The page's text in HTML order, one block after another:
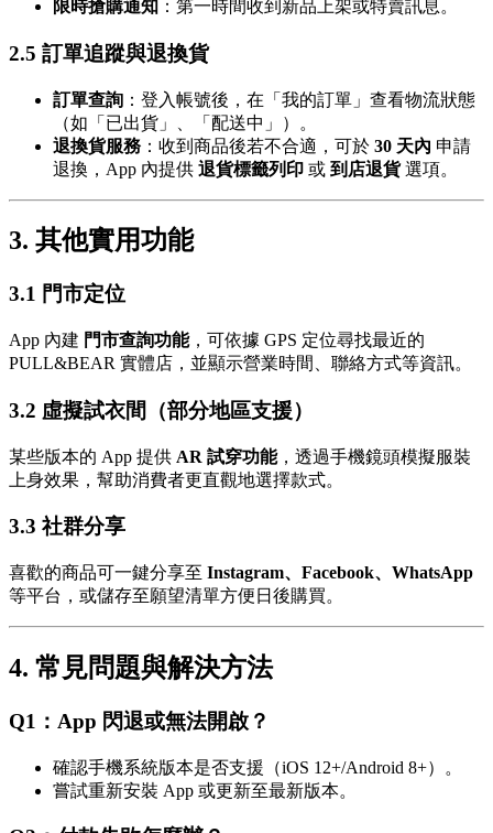
限時搶購通知 ：第一時間收到新品上架或特賣訊息。
2.5 訂單追蹤與退換貨
訂單查詢 ：登入帳號後，在「我的訂單」查看物流狀態
（如「已出貨」、「配送中」）。
退換貨服務 ：收到商品後若不合適，可於 30 天內 申請
退換，App 內提供 退貨標籤列印 或 到店退貨選項。
3. 其他實用功能
3.1 門市定位
App 內建 門市查詢功能，可依據 GPS 定位尋找最近的
PULL&BEAR 實體店，並顯示營業時間、聯絡方式等資訊。
3.2 虛擬試衣間（部分地區支援）
某些版本的 App 提供 AR 試穿功能，透過手機鏡頭模擬服裝
上身效果，幫助消費者更直觀地選擇款式。
3.3 社群分享
喜歡的商品可一鍵分享至 Instagram、Facebook、WhatsApp
等平台，或儲存至願望清單方便日後購買。
4. 常見問題與解決方法
Q1：App 閃退或無法開啟？
確認手機系統版本是否支援（iOS 12+/Android 8+）。
嘗試重新安裝 App 或更新至最新版本。